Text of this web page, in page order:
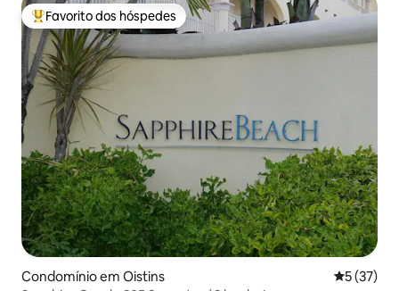
Favoritos dos hóspedes mais apreciados
Favorito dos hóspedes
Condomínio em Oistins
5 (37)